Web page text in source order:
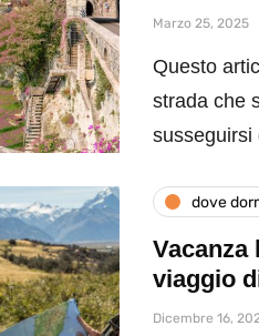
Marzo 25, 2025
Questo
strada che
dove
Vacanza
viaggio
Dicembre 16,